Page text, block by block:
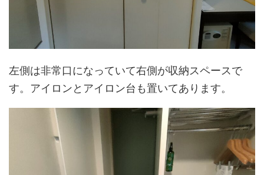
左側は非常口になっていて右側が収納スペースで
す。アイロンとアイロン台も置いてあります。